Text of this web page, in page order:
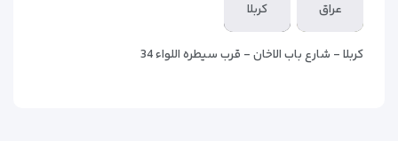
متناسب با نیاز و بودجه سفر خود داشته باشید.
عراق کربلا
کربلا - شارع باب الاخان - قرب سیطره اللواء 34